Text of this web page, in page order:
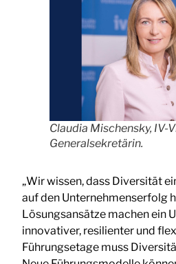
Claudia Mischensky, IV-
Generalsekretärin.
„Wir wissen, dass Diversität
auf den Unternehmenserfolg
Lösungsansätze machen ein
innovativer, resilienter und
Führungsetage muss